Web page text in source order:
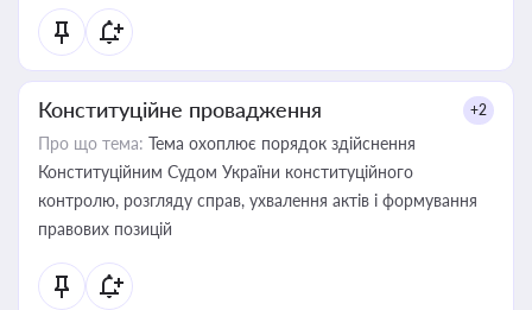
Конституційне провадження +2
Про що тема: Тема охоплює порядок здійснення
Конституційним Судом України конституційного
контролю, розгляду справ, ухвалення актів і формування
правових позицій